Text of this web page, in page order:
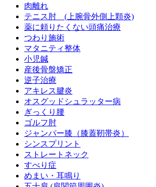
肉離れ
テニス肘 (上腕骨外側上顆炎)
薬に頼りたくない頭痛治療
つわり施術
マタニティ整体
小児鍼
産後骨盤矯正
逆子治療
アキレス腱炎
オスグッドシュラッター病
ぎっくり腰
ゴルフ肘
ジャンパー膝（膝蓋靭帯炎）
シンスプリント
ストレートネック
すべり症
めまい・耳鳴り